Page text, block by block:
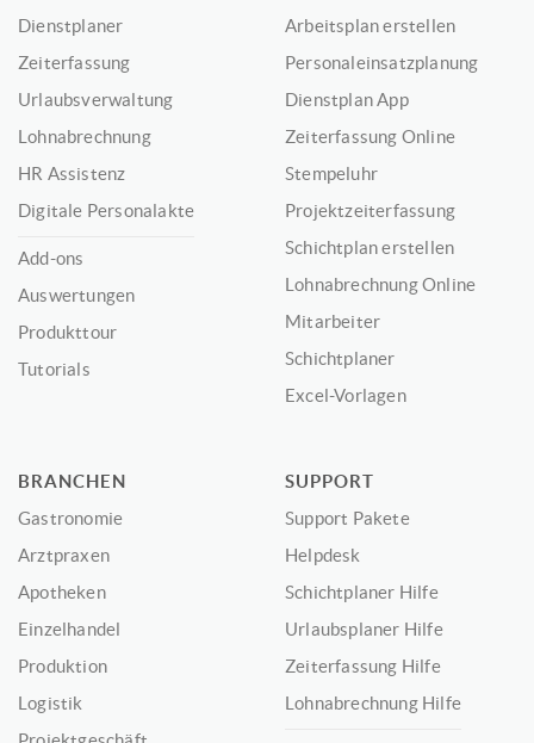
Dienstplaner
Zeiterfassung
Urlaubsverwaltung
Lohnabrechnung
HR Assistenz
Digitale Personalakte
Add-ons
Auswertungen
Produkttour
Tutorials
Arbeitsplan erstellen
Personaleinsatzplanung
Dienstplan App
Zeiterfassung Online
Stempeluhr
Projektzeiterfassung
Schichtplan erstellen
Lohnabrechnung Online
Mitarbeiter
Schichtplaner
Excel-Vorlagen
BRANCHEN
Gastronomie
Arztpraxen
Apotheken
Einzelhandel
Produktion
Logistik
SUPPORT
Support Pakete
Helpdesk
Schichtplaner Hilfe
Urlaubsplaner Hilfe
Zeiterfassung Hilfe
Lohnabrechnung Hilfe